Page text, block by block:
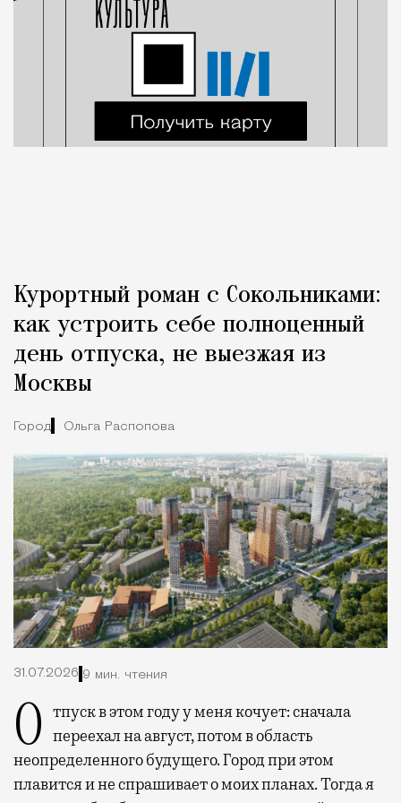
Курортный роман с Сокольниками:
как устроить себе полноценный
день отпуска, не выезжая из
Москвы
Город Ольга Распопова
31.07.2026 9 мин. чтения
Отпуск в этом году у меня кочует: сначала переехал на август, потом в область
неопределенного будущего. Город при этом
плавится и не спрашивает о моих планах. Тогда я